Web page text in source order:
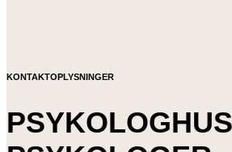
KONTAKTOPLYSNINGER